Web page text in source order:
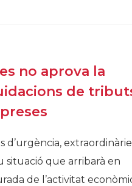
no aprova la
de
que arribarà en
de l’activitat